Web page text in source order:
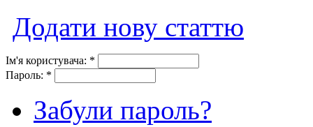
Додати нову статтю
Ім'я користувача: *
Пароль: *
Забули пароль?